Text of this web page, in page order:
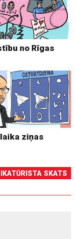
no Rīgas
ziņas
SKATS